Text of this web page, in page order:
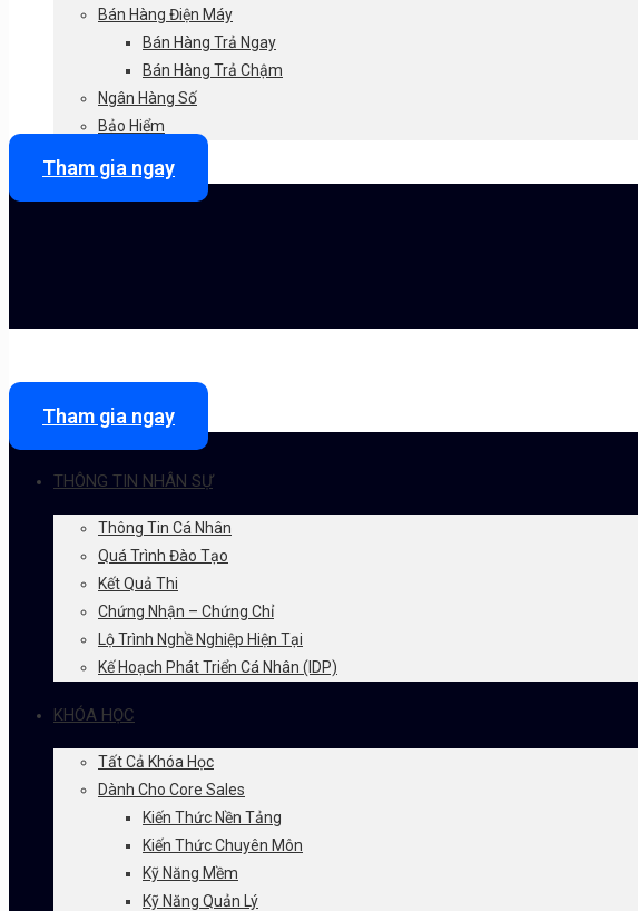
Bán Hàng Điện Máy
Bán Hàng Trả Ngay
Bán Hàng Trả Chậm
Ngân Hàng Số
Bảo Hiểm
Tham gia ngay
Tham gia ngay
THÔNG TIN NHÂN SỰ
Thông Tin Cá Nhân
Quá Trình Đào Tạo
Kết Quả Thi
Chứng Nhận – Chứng Chỉ
Lộ Trình Nghề Nghiệp Hiện Tại
Kế Hoạch Phát Triển Cá Nhân (IDP)
KHÓA HỌC
Tất Cả Khóa Học
Dành Cho Core Sales
Kiến Thức Nền Tảng
Kiến Thức Chuyên Môn
Kỹ Năng Mềm
Kỹ Năng Quản Lý